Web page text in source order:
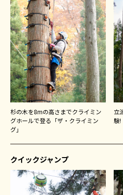
杉の木を8mの高さまでクライミン
グホールで登る「ザ・クライミン
グ」
立
験!
クイックジャンプ